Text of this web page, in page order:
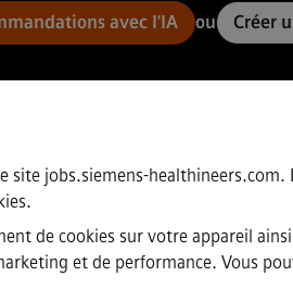
jobs.siemens-
.
de cookies sur votre appareil
et de performance. Vous
avec l'IA ou Créer